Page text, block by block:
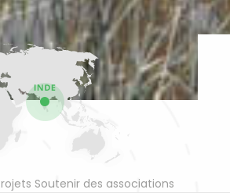
Soutenir des associations